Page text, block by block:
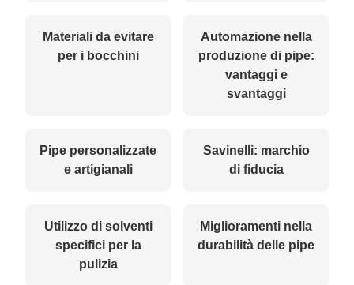
Materiali da evitare
per i bocchini
Automazione nella
produzione di pipe:
vantaggi e
svantaggi
Pipe personalizzate
e artigianali
Savinelli: marchio
di fiducia
Utilizzo di solventi
specifici per la
pulizia
Miglioramenti nella
durabilità delle pipe